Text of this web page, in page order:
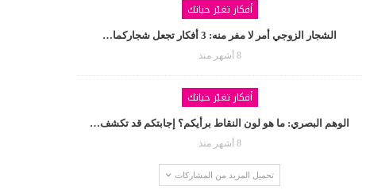
أفكار تغيّر حياتك
الشجار الزوجي أمر لا مفر منه: 3 أفكار تجعل شجاركما…
8 أشهر منذ
أفكار تغيّر حياتك
الوهم البصري: ما هو لون النقاط برأيكم؟ إجابتكم قد تكشف…
8 أشهر منذ
تحميل المزيد من المشاركات